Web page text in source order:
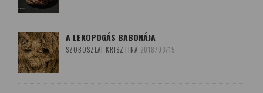
A LEKOPOGÁS BABONÁJA
SZOBOSZLAI KRISZTINA 2018/03/15